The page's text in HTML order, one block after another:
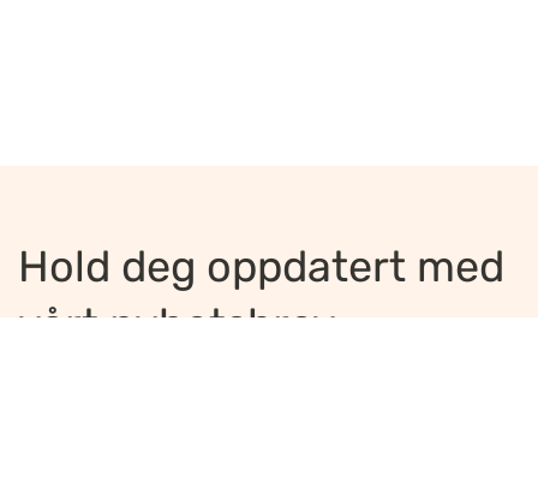
Hold deg oppdatert med
vårt nyhetsbrev